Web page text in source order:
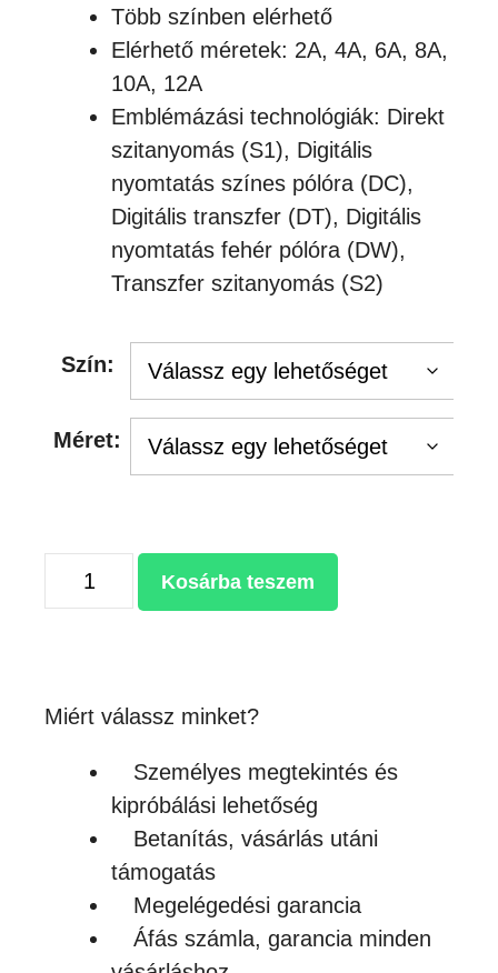
Több színben elérhető
Elérhető méretek: 2A, 4A, 6A, 8A,
10A, 12A
Emblémázási technológiák: Direkt
szitanyomás (S1), Digitális
nyomtatás színes pólóra (DC),
Digitális transzfer (DT), Digitális
nyomtatás fehér pólóra (DW),
Transzfer szitanyomás (S2)
Szín:
Méret:
SOL'S
REGENT
PAMUT
PÓLÓ
mennyiség
Kosárba teszem
Miért válassz minket?
Személyes megtekintés és
kipróbálási lehetőség
Betanítás, vásárlás utáni
támogatás
Megelégedési garancia
Áfás számla, garancia minden